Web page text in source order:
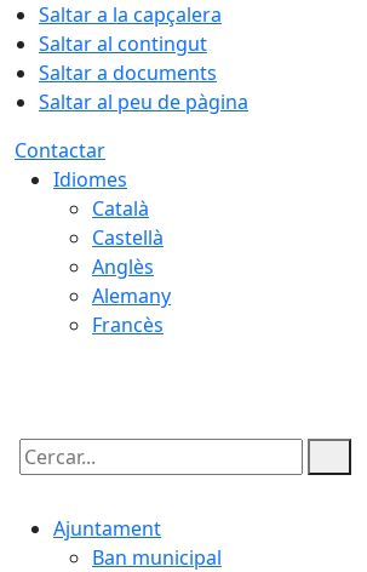
Saltar a la capçalera
Saltar al contingut
Saltar a documents
Saltar al peu de pàgina
Contactar
Idiomes
Català
Castellà
Anglès
Alemany
Francès
Cercar:
Ajuntament
Ban municipal